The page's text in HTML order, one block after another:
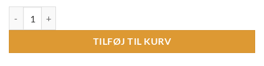
TILFØJ TIL KURV